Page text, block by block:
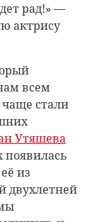
рад!» —
актрису
всем
стали
Утяшева
появилась
из
двухлетней